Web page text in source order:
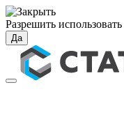
Разрешить
Да